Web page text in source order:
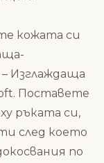
кожата си
Изглаждаща
. Поставете
ръката си,
след което
по